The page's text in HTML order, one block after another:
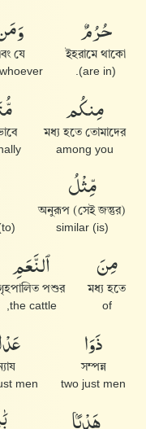
حُرُمٌ
ইহরামে থাকো
(are in).
যে
مِنكُم
মধ্য হতে তোমাদের
among you
مِّثْلُ
(সেই জন্তুর) অনুরূপ
(is) similar
(to) what
مِنَ
মধ্য হতে
of
ٱلنَّعَمِ
পশুর
the cattle,
ذَوَا
সম্পন্ন
two just men
men